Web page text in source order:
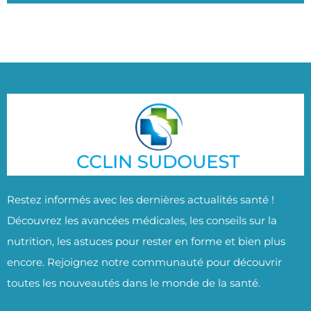
Restez informés avec les dernières actualités santé !
Découvrez les avancées médicales, les conseils sur la
nutrition, les astuces pour rester en forme et bien plus
encore. Rejoignez notre communauté pour découvrir
toutes les nouveautés dans le monde de la santé.